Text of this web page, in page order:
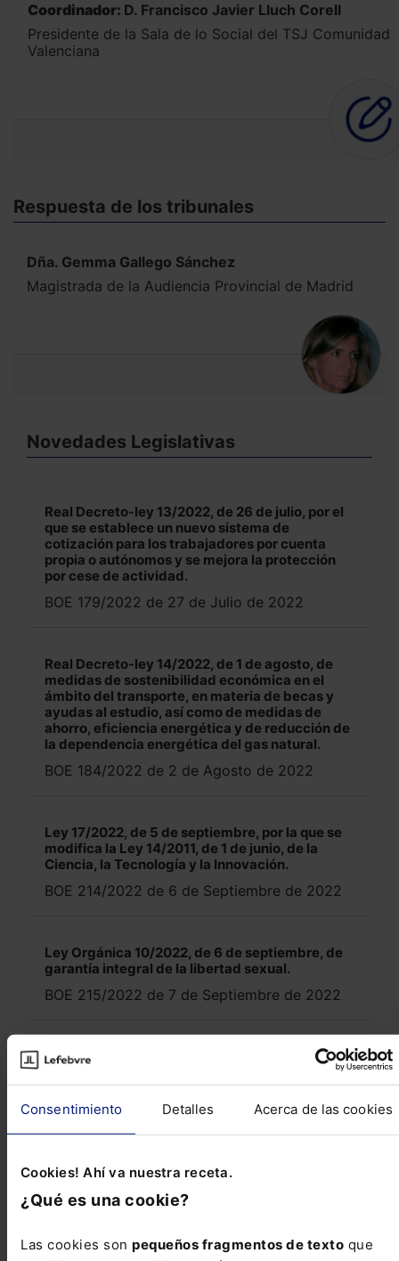
Consentimiento Detalles Acerca de las cookies
Cookies! Ahí va nuestra receta.
¿Qué es una cookie?
Las cookies son pequeños fragmentos de texto que
Coordinador: D. Francisco Javier Lluch Corell
Presidente de la Sala de lo Social del TSJ Comunidad
Valenciana
Respuesta de los tribunales
Dña. Gemma Gallego Sánchez
Magistrada de la Audiencia Provincial de Madrid
Novedades Legislativas
Real Decreto-ley 13/2022, de 26 de julio, por el
que se establece un nuevo sistema de
cotización para los trabajadores por cuenta
propia o autónomos y se mejora la protección
por cese de actividad.
BOE 179/2022 de 27 de Julio de 2022
Real Decreto-ley 14/2022, de 1 de agosto, de
medidas de sostenibilidad económica en el
ámbito del transporte, en materia de becas y
ayudas al estudio, así como de medidas de
ahorro, eficiencia energética y de reducción de
la dependencia energética del gas natural.
BOE 184/2022 de 2 de Agosto de 2022
Ley 17/2022, de 5 de septiembre, por la que se
modifica la Ley 14/2011, de 1 de junio, de la
Ciencia, la Tecnología y la Innovación.
BOE 214/2022 de 6 de Septiembre de 2022
Ley Orgánica 10/2022, de 6 de septiembre, de
garantía integral de la libertad sexual.
BOE 215/2022 de 7 de Septiembre de 2022
Real Decreto-ley 16/2022, de 6 de septiembre,
para la mejora de las condiciones de trabajo y
de Seguridad Social de las personas
trabajadoras al servicio del hogar.
BOE 216/2022 de 8 de Septiembre de 2022
Ley 16/2022, de 5 de septiembre, de reforma
del texto refundido de la Ley Concursal,
1/2020, de 5 de mayo, para la transposición de
la Directiva (UE) 2019/1023 del Parlamento